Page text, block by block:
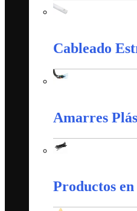
Cableado
Amarres
Productos